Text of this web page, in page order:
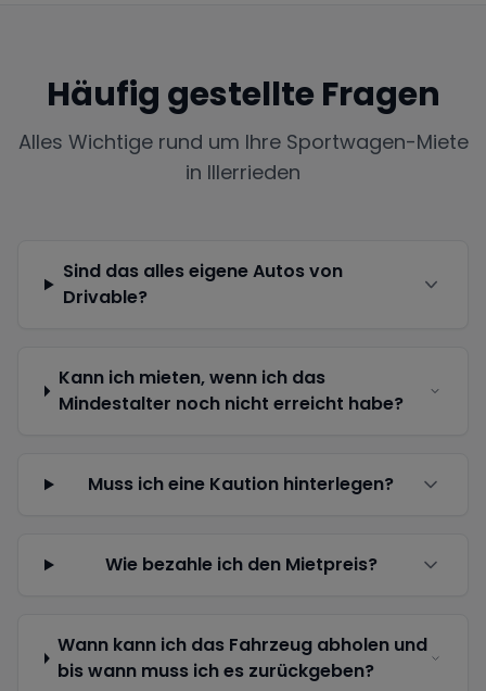
Häufig gestellte Fragen
Alles Wichtige rund um Ihre Sportwagen-Miete
in Illerrieden
Sind das alles eigene Autos von
Drivable?
Kann ich mieten, wenn ich das
Mindestalter noch nicht erreicht habe?
Muss ich eine Kaution hinterlegen?
Wie bezahle ich den Mietpreis?
Wann kann ich das Fahrzeug abholen und
bis wann muss ich es zurückgeben?